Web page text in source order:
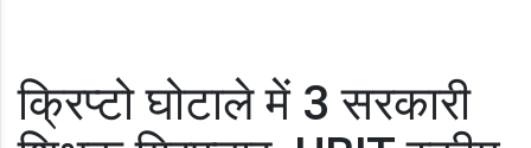
क्रिप्टो घोटाले में 3 सरकारी